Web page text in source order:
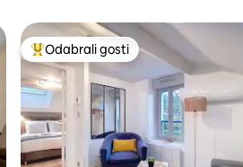
Među najviše rangiranima s
Odabrali gosti